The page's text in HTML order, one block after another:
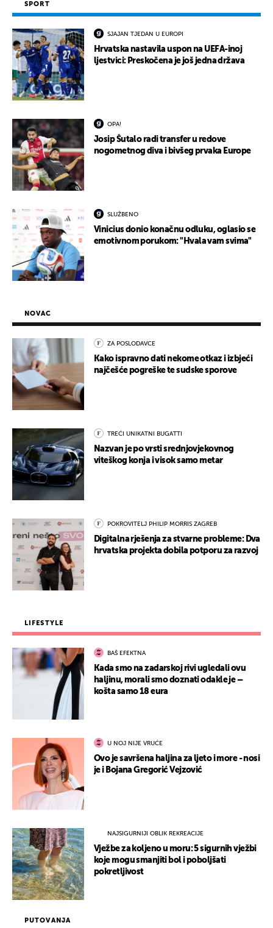
SPORT
SJAJAN TJEDAN U EUROPI
Hrvatska nastavila uspon na UEFA-inoj
ljestvici: Preskočena je još jedna država
OPA!
Josip Šutalo radi transfer u redove
nogometnog diva i bivšeg prvaka Europe
SLUŽBENO
Vinicius donio konačnu odluku, oglasio se
emotivnom porukom: "Hvala vam svima"
PUTOVANJA
NOVAC
ZA POSLODAVCE
Kako ispravno dati nekome otkaz i izbjeći
najčešće pogreške te sudske sporove
TREĆI UNIKATNI BUGATTI
Nazvan je po vrsti srednjovjekovnog
viteškog konja i visok samo metar
POKROVITELJ PHILIP MORRIS ZAGREB
Digitalna rješenja za stvarne probleme: Dva
hrvatska projekta dobila potporu za razvoj
LIFESTYLE
BAŠ EFEKTNA
Kada smo na zadarskoj rivi ugledali ovu
haljinu, morali smo doznati odakle je –
košta samo 18 eura
U NOJ NIJE VRUĆE
Ovo je savršena haljina za ljeto i more - nosi
je i Bojana Gregorić Vejzović
NAJSIGURNIJI OBLIK REKREACIJE
Vježbe za koljeno u moru: 5 sigurnih vježbi
koje mogu smanjiti bol i poboljšati
pokretljivost